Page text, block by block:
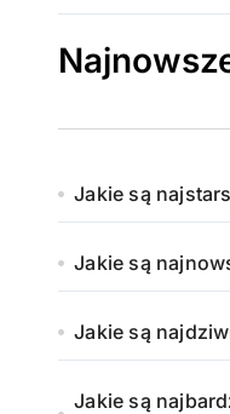
Jakie są
Jakie są
Jakie są
Jakie są